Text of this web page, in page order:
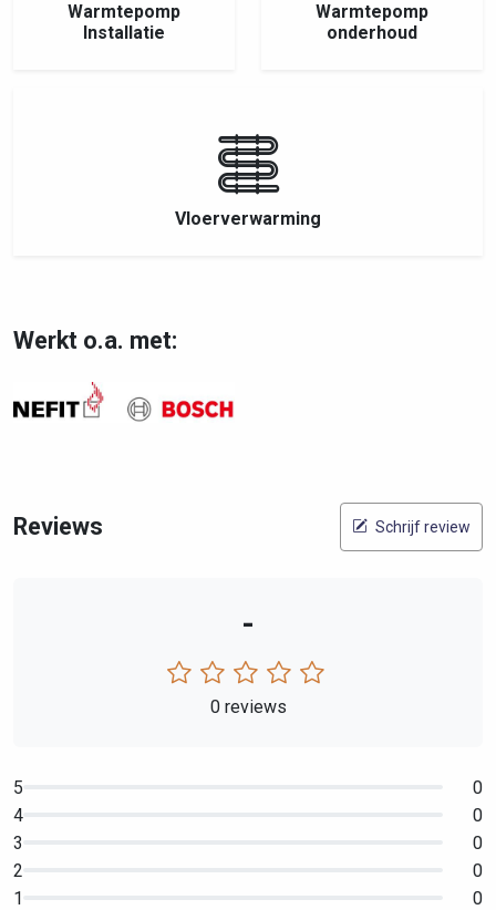
Warmtepomp
Installatie
Warmtepomp
onderhoud
Vloerverwarming
Werkt o.a. met:
Reviews Schrijf review
-
0 reviews
5
0
4
0
3
0
2
0
1
0